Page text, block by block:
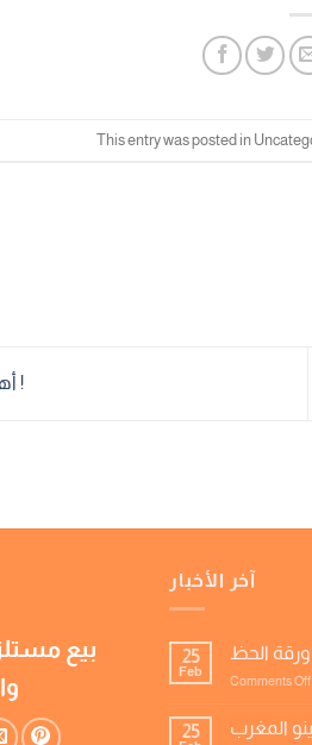
This entry was posted in
أهلاً بزبائننا الكرام !
بيع
آخر الأخبار
25
Feb
ورقة الحظ
Comments Off
25